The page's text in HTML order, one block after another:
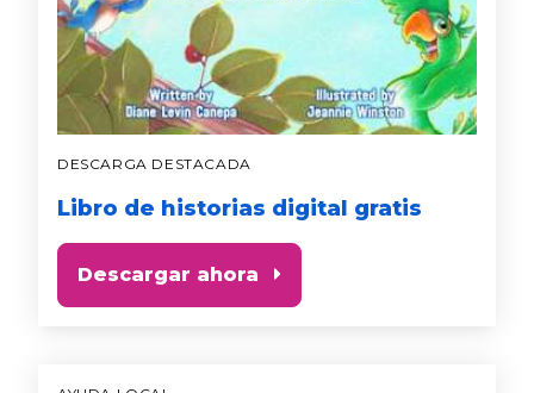
DESCARGA DESTACADA
Libro de historias digital gratis
Descargar ahora